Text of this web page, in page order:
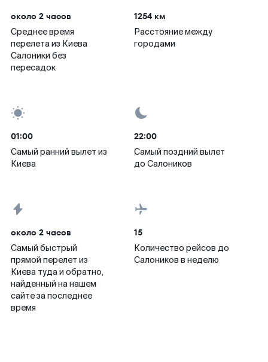
около 2 часов
Среднее время
перелета из Киева
Салоники без
пересадок
1254 км
Расстояние между
городами
01:00
Самый ранний вылет из
Киева
22:00
Самый поздний вылет
до Салоников
около 2 часов
Самый быстрый
прямой перелет из
Киева туда и обратно,
найденный на нашем
сайте за последнее
время
15
Количество рейсов до
Салоников в неделю